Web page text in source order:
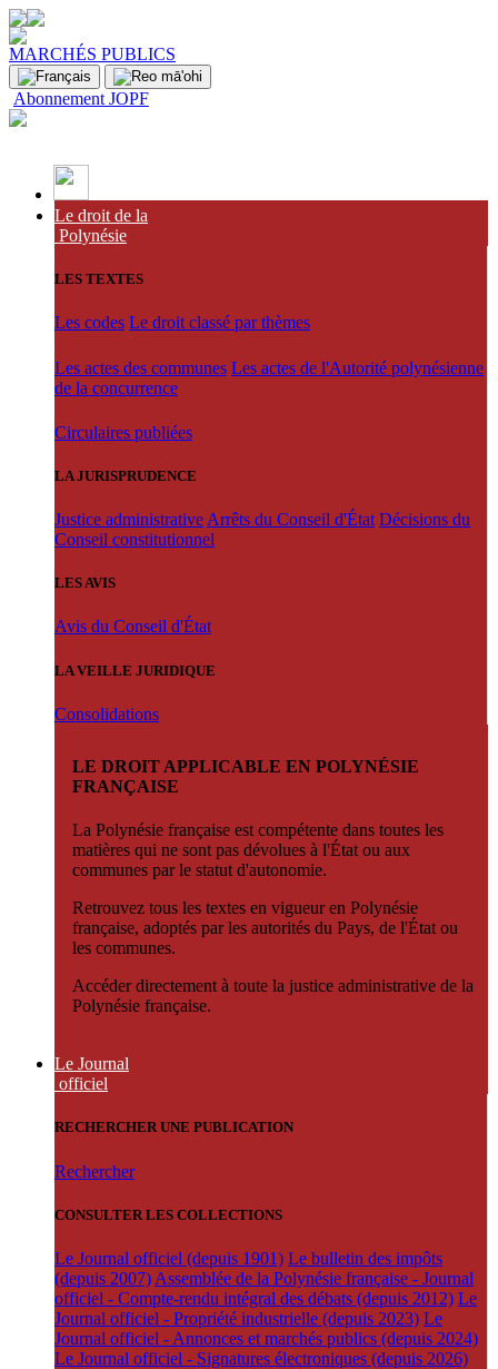
MARCHÉS PUBLICS
Abonnement JOPF
Le droit de la
Polynésie
LES TEXTES
Les codes Le droit classé par thèmes
Les actes des communes Les actes de l'Autorité polynésienne
de la concurrence
Circulaires publiées
LA JURISPRUDENCE
Justice administrative Arrêts du Conseil d'État Décisions du
Conseil constitutionnel
LES AVIS
Avis du Conseil d'État
LA VEILLE JURIDIQUE
Consolidations
LE DROIT APPLICABLE EN POLYNÉSIE
FRANÇAISE
La Polynésie française est compétente dans toutes les
matières qui ne sont pas dévolues à l'État ou aux
communes par le statut d'autonomie.
Retrouvez tous les textes en vigueur en Polynésie
française, adoptés par les autorités du Pays, de l'État ou
les communes.
Accéder directement à toute la justice administrative de la
Polynésie française.
Le Journal
officiel
RECHERCHER UNE PUBLICATION
Rechercher
CONSULTER LES COLLECTIONS
Le Journal officiel (depuis 1901) Le bulletin des impôts
(depuis 2007) Assemblée de la Polynésie française - Journal
officiel - Compte-rendu intégral des débats (depuis 2012) Le
Journal officiel - Propriété industrielle (depuis 2023) Le
Journal officiel - Annonces et marchés publics (depuis 2024)
Le Journal officiel - Signatures électroniques (depuis 2026)